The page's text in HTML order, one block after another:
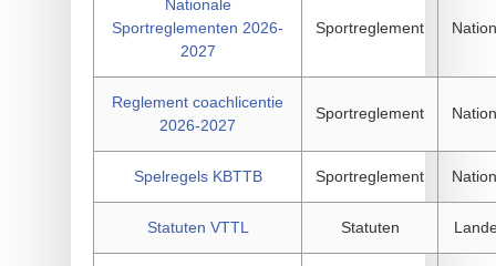
Nationale
Sportreglementen 2026-
2027
Sportreglement
Reglement coachlicentie
2026-2027
Sportreglement
Spelregels KBTTB Sportreglement
Statuten VTTL Statuten